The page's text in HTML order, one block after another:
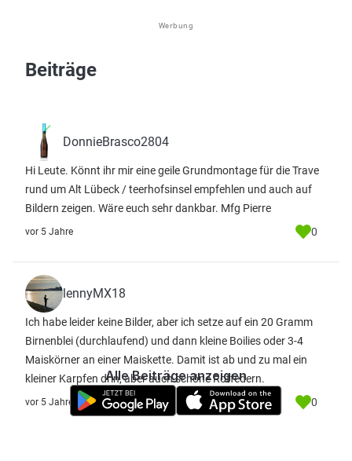
Werbung
Beiträge
DonnieBrasco2804
Hi Leute. Könnt ihr mir eine geile Grundmontage für die Trave
rund um Alt Lübeck / teerhofsinsel empfehlen und auch auf
Bildern zeigen. Wäre euch sehr dankbar. Mfg Pierre
vor 5 Jahre 0
lennyMX18
Ich habe leider keine Bilder, aber ich setze auf ein 20 Gramm
Birnenblei (durchlaufend) und dann kleine Boilies oder 3-4
Maiskörner an einer Maiskette. Damit ist ab und zu mal ein
kleiner Karpfen drin, aber auch schöne Rotfedern.
vor 5 Jahre 0
Alle Beiträge anzeigen